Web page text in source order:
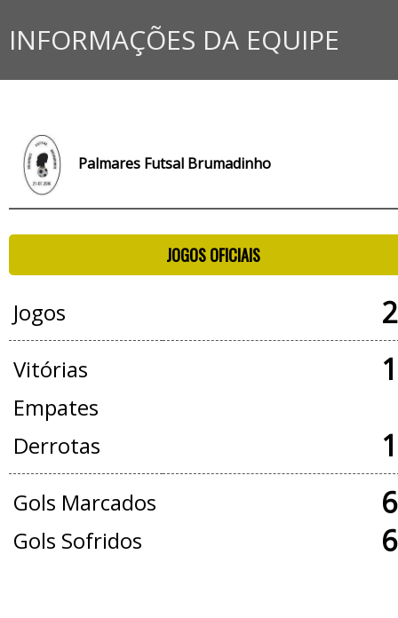
INFORMAÇÕES DA EQUIPE
Palmares Futsal Brumadinho
JOGOS OFICIAIS
Jogos
Vitórias
Empates
Derrotas
Gols Marcados
Gols Sofridos